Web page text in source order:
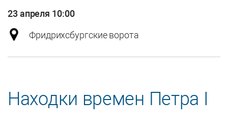
23 апреля 10:00
Фридрихсбургские ворота
Находки времен Петра I